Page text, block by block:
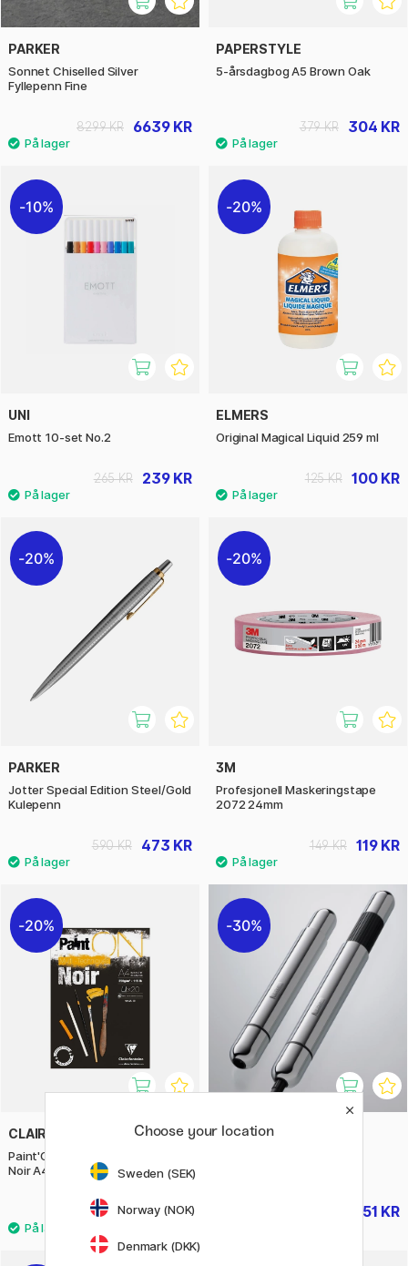
PARKER
Sonnet Chiselled Silver
Fyllepenn Fine
6639 KR
8299 KR
PAPERSTYLE
5-årsdagbog A5 Brown Oak
304 KR
379 KR
10%
UNI
Emott 10-set No.2
239 KR
265 KR
20%
ELMERS
Original Magical Liquid 259 ml
100 KR
125 KR
20%
PARKER
Jotter Special Edition Steel/Gold
Kulepenn
473 KR
590 KR
20%
3M
Profesjonell Maskeringstape
2072 24mm
119 KR
149 KR
20%
CLAIREFONTAINE
Paint'ON Multi-Techniques Black
Noir A4
175 KR
219 KR
30%
LAMY
451 KR
Choose your location
Sweden (SEK)
Norway (NOK)
Denmark (DKK)